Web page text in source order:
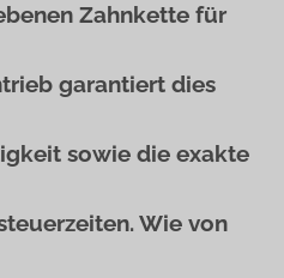
Zahnkette für
garantiert dies
sowie die exakte
Wie von